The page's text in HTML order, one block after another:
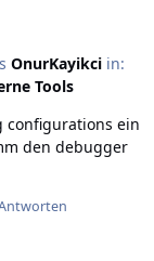
OnurKayikciin:
Tools
configurations ein
den debugger